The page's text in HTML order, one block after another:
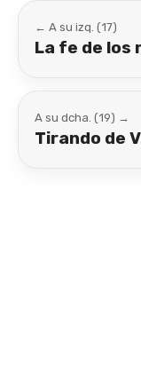
← A su izq. (17)
La fe de los
A su dcha. (19) →
Tirando de